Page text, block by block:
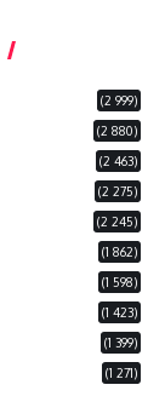
(2 999)
(2 880)
(2 463)
(2 275)
(2 245)
(1 862)
(1 598)
(1 423)
(1 399)
(1 271)